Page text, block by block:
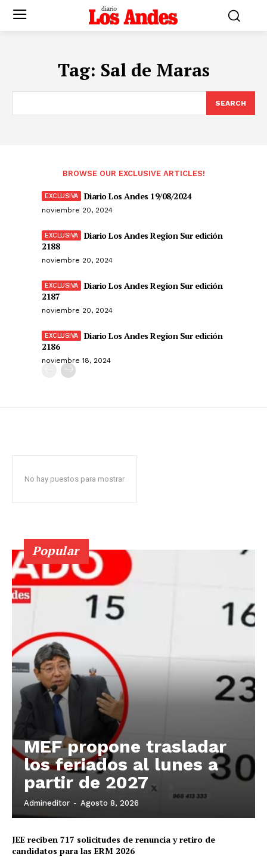
Tag: Sal de Maras
SEARCH
BROWSE OUR EXCLUSIVE ARTICLES!
Diario Los Andes 19/08/2024
noviembre 20, 2024
Diario Los Andes Region Sur edición
2188
noviembre 20, 2024
Diario Los Andes Region Sur edición
2187
noviembre 20, 2024
Diario Los Andes Region Sur edición
2186
noviembre 18, 2024
No hay puestos para mostrar
Popular
MEF propone trasladar
los feriados al lunes a
partir de 2027
Admineditor - Agosto 8, 2026
JEE reciben 717 solicitudes de renuncia y retiro de
candidatos para las ERM 2026